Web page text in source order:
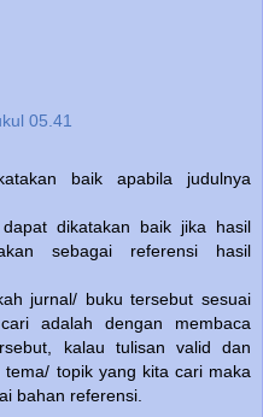
05.41
baik apabila judulnya
dikatakan baik jika hasil
sebagai referensi hasil
jurnal/ buku tersebut sesuai
adalah dengan membaca
kalau tulisan valid dan
topik yang kita cari maka
bahan referensi.